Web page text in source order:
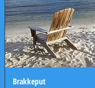
Brakkeput